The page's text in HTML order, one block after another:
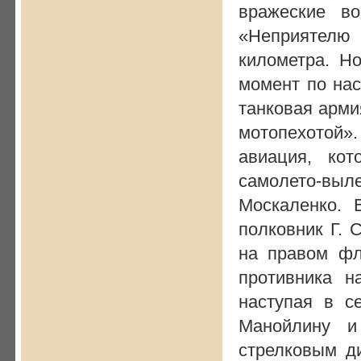
вражеские
километра.
момент по
танковая
авиация,
самолето-
Москаленко.
полковник Г.
на правом
противника
наступая в
Манойлину
стрелковым